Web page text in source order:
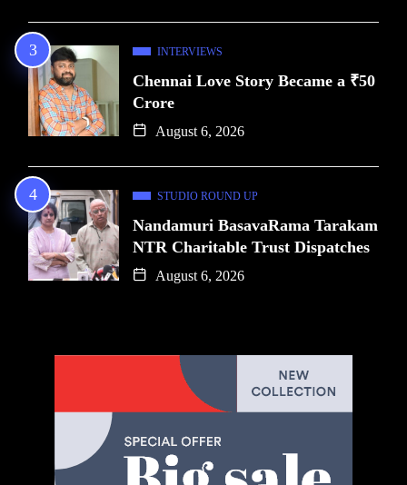
INTERVIEWS
Chennai Love Story Became a ₹50
Crore
August 6, 2026
STUDIO ROUND UP
Nandamuri BasavaRama Tarakam
NTR Charitable Trust Dispatches
August 6, 2026